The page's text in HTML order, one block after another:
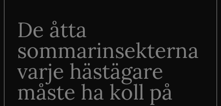
De åtta
sommarinsekterna
varje hästägare
måste ha koll på